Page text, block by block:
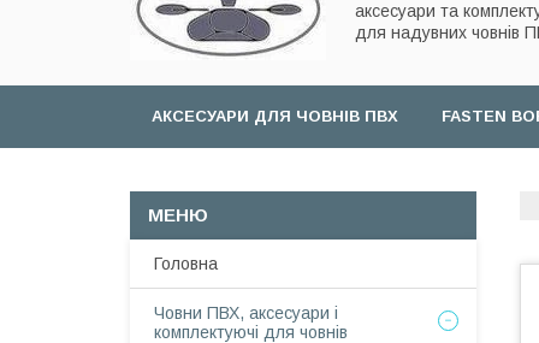
аксесуари та
для надувних човнів
АКСЕСУАРИ ДЛЯ ЧОВНІВ ПВХ FASTEN
Головна
Човни ПВХ, аксесуари і
комплектуючі для човнів